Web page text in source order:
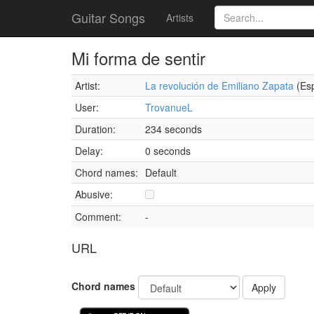
Guitar Songs Artists
Mi forma de sentir
Artist: La revolución de Emiliano Zapata
User:
TrovanueL
Duration:
234 seconds
Delay:
0 seconds
Chord names: Default
Abusive:
Comment:
-
URL
Chord names Apply